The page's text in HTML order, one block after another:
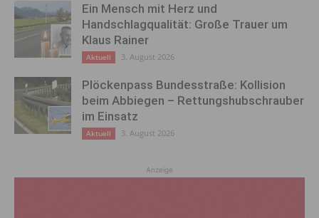
Ein Mensch mit Herz und
Handschlagqualität: Große Trauer um
Klaus Rainer
Aktuell 3. August 2026
Plöckenpass Bundesstraße: Kollision
beim Abbiegen – Rettungshubschrauber
im Einsatz
Aktuell 3. August 2026
Anzeige